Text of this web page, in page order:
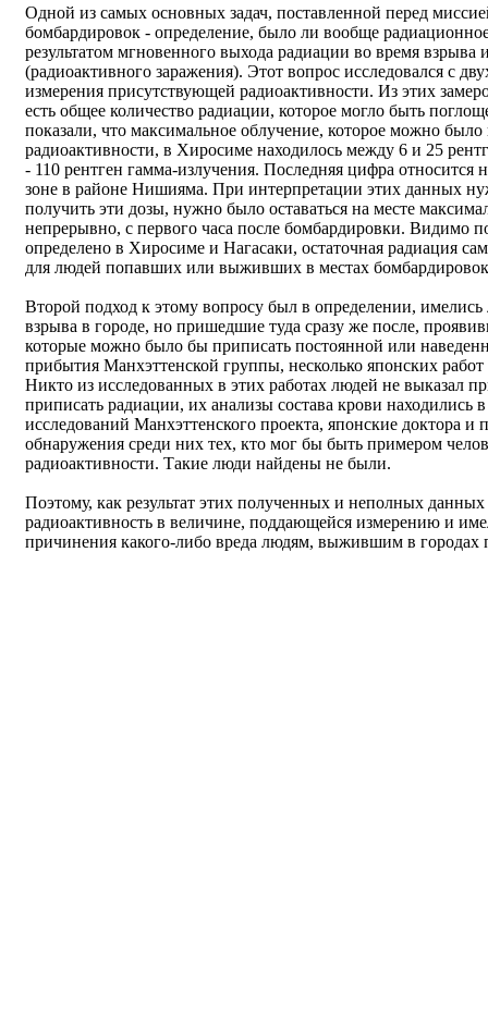
Одной из самых основных задач, поставленной перед
бомбардировок - определение, было ли вообще
результатом мгновенного выхода радиации во время взрыва
(радиоактивного заражения). Этот вопрос исследовался с
измерения присутствующей радиоактивности. Из этих
есть общее количество радиации, которое могло быть
показали, что максимальное облучение, которое можно
радиоактивности, в Хиросиме находилось между 6 и 25
- 110 рентген гамма-излучения. Последняя цифра относится
зоне в районе Нишияма. При интерпретации этих данных
получить эти дозы, нужно было оставаться на месте
непрерывно, с первого часа после бомбардировки. Видимо
определено в Хиросиме и Нагасаки, остаточная радиация
для людей попавших или выживших в местах
Второй подход к этому вопросу был в определении,
взрыва в городе, но пришедшие туда сразу же после,
которые можно было бы приписать постоянной или
прибытия Манхэттенской группы, несколько японских
Никто из исследованных в этих работах людей не выказал
приписать радиации, их анализы состава крови находились
исследований Манхэттенского проекта, японские доктора
обнаружения среди них тех, кто мог бы быть примером
радиоактивности. Такие люди найдены не были.
Поэтому, как результат этих полученных и неполных данных
радиоактивность в величине, поддающейся измерению и
причинения какого-либо вреда людям, выжившим в городах